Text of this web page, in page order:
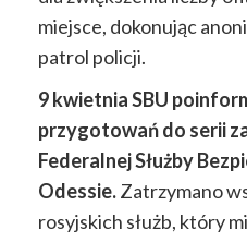
miejsce, dokonując
patrol policji.
9 kwietnia SBU
przygotowań do serii
Federalnej Służby
Odessie.Zatrzymano
rosyjskich służb, który